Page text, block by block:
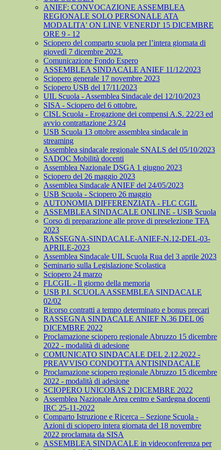
ANIEF: CONVOCAZIONE ASSEMBLEA
REGIONALE SOLO PERSONALE ATA
MODALITA' ON LINE VENERDI' 15 DICEMBRE
ORE 9 - 12
Sciopero del comparto scuola per l’intera giornata di
giovedì 7 dicembre 2023.
Comunicazione Fondo Espero
ASSEMBLEA SINDACALE ANIEF 11/12/2023
Sciopero generale 17 novembre 2023
Sciopero USB del 17/11/2023
UIL Scuola - Assemblea Sindacale del 12/10/2023
SISA - Sciopero del 6 ottobre.
CISL Scuola - Erogazione dei compensi A.S. 22/23 ed
avvio contrattazione 23/24
USB Scuola 13 ottobre assemblea sindacale in
streaming
Assemblea sindacale regionale SNALS del 05/10/2023
SADOC Mobilità docenti
Assemblea Nazionale DSGA 1 giugno 2023
Sciopero del 26 maggio 2023
Assemblea Sindacale ANIEF del 24/05/2023
USB Scuola - Sciopero 26 maggio
AUTONOMIA DIFFERENZIATA - FLC CGIL
ASSEMBLEA SINDACALE ONLINE - USB Scuola
Corso di preparazione alle prove di preselezione TFA
2023
RASSEGNA-SINDACALE-ANIEF-N.12-DEL-03-
APRILE-2023
Assemblea Sindacale UIL Scuola Rua del 3 aprile 2023
Seminario sulla Legislazione Scolastica
Sciopero 24 marzo
FLCGIL - Il giorno della memoria
USB P.I. SCUOLA ASSEMBLEA SINDACALE
02/02
Ricorso contratti a tempo determinato e bonus precari
RASSEGNA SINDACALE ANIEF N.36 DEL 06
DICEMBRE 2022
Proclamazione sciopero regionale Abruzzo 15 dicembre
2022 - modalità di adesione
COMUNICATO SINDACALE DEL 2.12.2022 -
PREAVVISO CONDOTTA ANTISINDACALE
Proclamazione sciopero regionale Abruzzo 15 dicembre
2022 - modalità di adesione
SCIOPERO UNICOBAS 2 DICEMBRE 2022
Assemblea Nazionale Area centro e Sardegna docenti
IRC 25-11-2022
Comparto Istruzione e Ricerca – Sezione Scuola -
Azioni di sciopero intera giornata del 18 novembre
2022 proclamata da SISA
ASSEMBLEA SINDACALE in videoconferenza per